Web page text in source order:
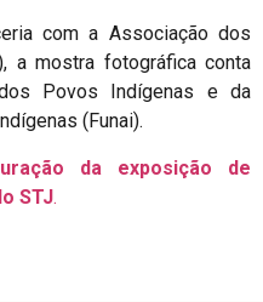
com a Associação dos
a mostra fotográfica conta
Povos Indígenas e da
(Funai).
da exposição de
STJ.